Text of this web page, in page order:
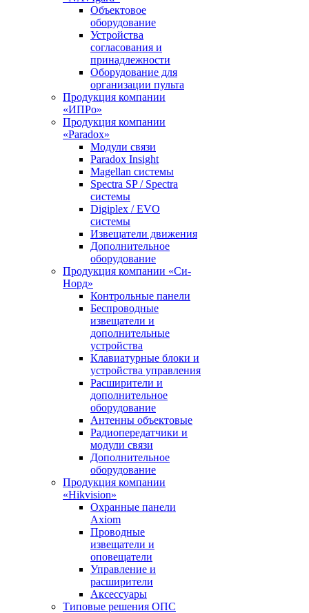
Объектовое
оборудование
Устройства
согласования и
принадлежности
Оборудование для
организации пульта
Продукция компании
«ИПРо»
Продукция компании
«Paradox»
Модули связи
Paradox Insight
Magellan системы
Spectra SP / Spectra
системы
Digiplex / EVO
системы
Извещатели движения
Дополнительное
оборудование
Продукция компании «Си-
Норд»
Контрольные панели
Беспроводные
извещатели и
дополнительные
устройства
Клавиатурные блоки и
устройства управления
Расширители и
дополнительное
оборудование
Антенны объектовые
Радиопередатчики и
модули связи
Дополнительное
оборудование
Продукция компании
«Hikvision»
Охранные панели
Axiom
Проводные
извещатели и
оповещатели
Управление и
расширители
Аксессуары
Типовые решения ОПС